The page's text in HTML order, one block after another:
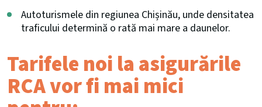
Autoturismele din regiunea Chișinău, unde densitatea
traficului determină o rată mai mare a daunelor.
Tarifele noi la asigurările
RCA vor fi mai mici